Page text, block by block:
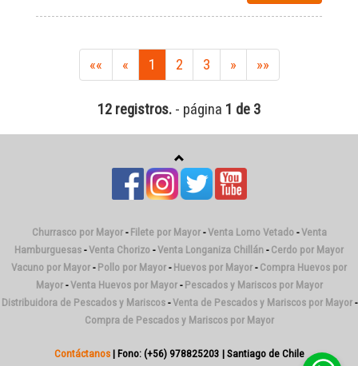
«« « 1 2 3 » »»
12 registros. - página 1 de 3
Churrasco por Mayor- Filete por Mayor-Venta Lomo Vetado-Venta
Hamburguesas -Venta Chorizo -Venta Longaniza Chillán - Cerdo por Mayor
Vacuno por Mayor - Pollo por Mayor - Huevos por Mayor - Compra Huevos por
Mayor-Venta Huevos por Mayor- Pescados y Mariscos por Mayor
Distribuidora de Pescados y Mariscos-Venta de Pescados y Mariscos por Mayor-
Compra de Pescados y Mariscos por Mayor
Contáctanos| Fono: (+56) 978825203 | Santiago de Chile